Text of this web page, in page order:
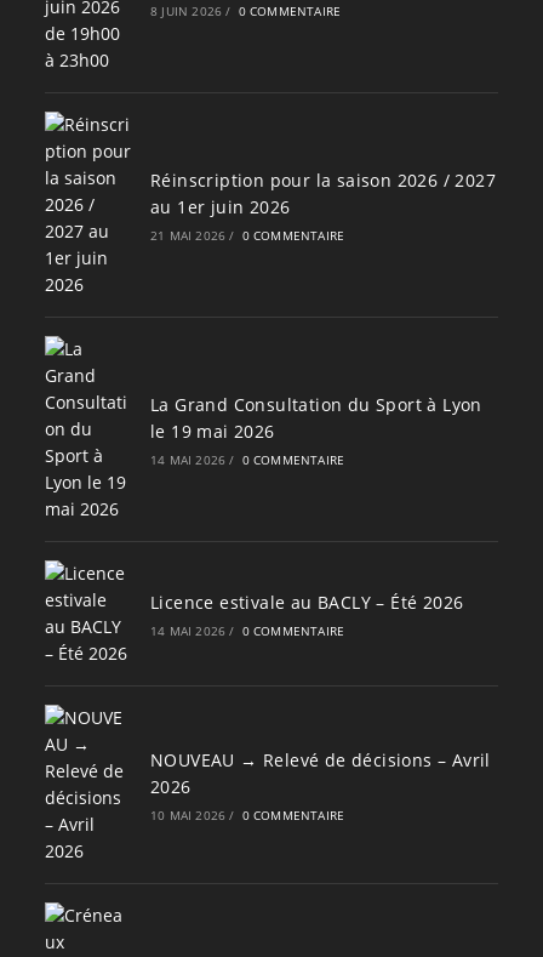
8 JUIN 2026 / 0 COMMENTAIRE
Réinscription pour la saison 2026 / 2027
au 1er juin 2026
21 MAI 2026 / 0 COMMENTAIRE
La Grand Consultation du Sport à Lyon
le 19 mai 2026
14 MAI 2026 / 0 COMMENTAIRE
Licence estivale au BACLY – Été 2026
14 MAI 2026 / 0 COMMENTAIRE
NOUVEAU → Relevé de décisions – Avril
2026
10 MAI 2026 / 0 COMMENTAIRE